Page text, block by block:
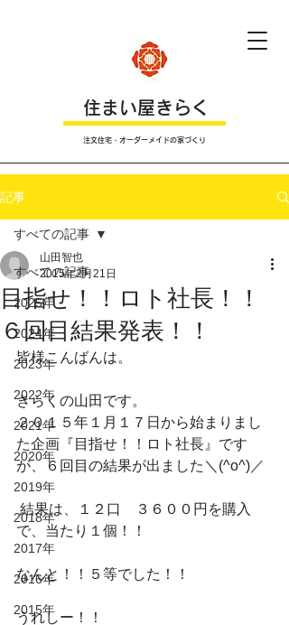
​住まい屋きらく
注文住宅・オーダーメイドの家づくり
記事
すべての記事
2025年
2024年
2023年
2022年
2021年
2020年
2019年
2018年
2017年
2016年
2015年
すべての記事
目指せ！！ロト社長！！
６回目結果発表！！
山田智也
2015年2月21日
皆様こんばんは。
きらくの山田です。
２０１５年１月１７日から始まりまし
た企画『目指せ！！ロト社長』です
が、６回目の結果が出ました＼(^o^)／
で、当たり１個！！
なんと！！５等でした！！
うれしー！！